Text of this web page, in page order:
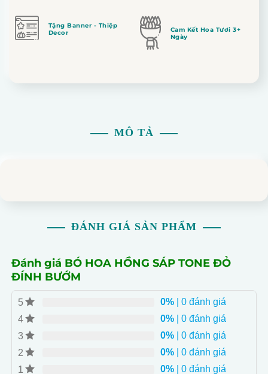
Tặng Banner - Thiệp
Decor
Cam Kết Hoa Tươi 3+
Ngày
MÔ TẢ
ĐÁNH GIÁ SẢN PHẨM
Đánh giá BÓ HOA HỒNG SÁP TONE ĐỎ
ĐÍNH BƯỚM
5 0%| 0 đánh giá
4
0%| 0 đánh giá
3
0%| 0 đánh giá
2
0%| 0 đánh giá
1
0%| 0 đánh giá